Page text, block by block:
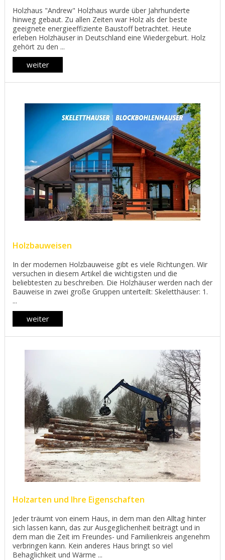
Holzhaus "Andrew" Holzhaus wurde über Jahrhunderte
hinweg gebaut. Zu allen Zeiten war Holz als der beste
geeignete energieeffiziente Baustoff betrachtet. Heute
erleben Holzhäuser in Deutschland eine Wiedergeburt. Holz
gehört zu den ...
weiter
Holzbauweisen
In der modernen Holzbauweise gibt es viele Richtungen. Wir
versuchen in diesem Artikel die wichtigsten und die
beliebtesten zu beschreiben. Die Holzhäuser werden nach der
Bauweise in zwei große Gruppen unterteilt: Skeletthäuser: 1.
...
weiter
Holzarten und Ihre Eigenschaften
Jeder träumt von einem Haus, in dem man den Alltag hinter
sich lassen kann, das zur Ausgeglichenheit beiträgt und in
dem man die Zeit im Freundes- und Familienkreis angenehm
verbringen kann. Kein anderes Haus bringt so viel
Behaglichkeit und Wärme ...